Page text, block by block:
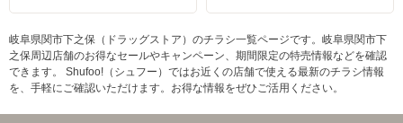
岐阜県関市下之保（ドラッグストア）のチラシ一覧ページです。岐阜県関市下
之保周辺店舗のお得なセールやキャンペーン、期間限定の特売情報などを確認
できます。 Shufoo!（シュフー）ではお近くの店舗で使える最新のチラシ情報
を、手軽にご確認いただけます。お得な情報をぜひご活用ください。